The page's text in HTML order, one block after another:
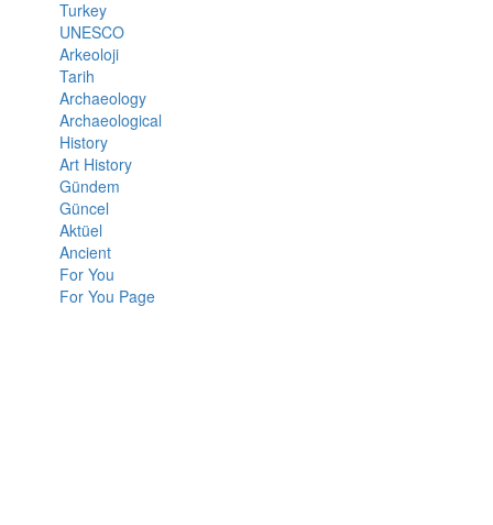
Turkey
UNESCO
Arkeoloji
Tarih
Archaeology
Archaeological
History
Art History
Gündem
Güncel
Aktüel
Ancient
For You
For You Page